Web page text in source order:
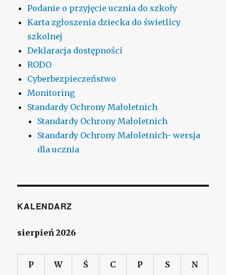
Podanie o przyjęcie ucznia do szkoły
Karta zgłoszenia dziecka do świetlicy
szkolnej
Deklaracja dostępności
RODO
Cyberbezpieczeństwo
Monitoring
Standardy Ochrony Małoletnich
Standardy Ochrony Małoletnich
Standardy Ochrony Małoletnich- wersja
dla ucznia
KALENDARZ
sierpień 2026
P W Ś C P S N